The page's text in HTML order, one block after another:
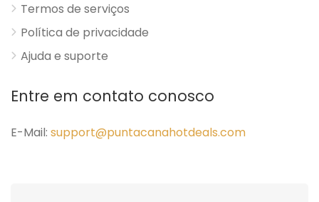
Termos de serviços
Política de privacidade
Ajuda e suporte
Entre em contato conosco
E-Mail: support@puntacanahotdeals.com